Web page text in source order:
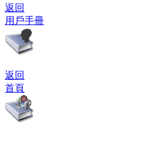
返回
用戶手冊
返回
首頁